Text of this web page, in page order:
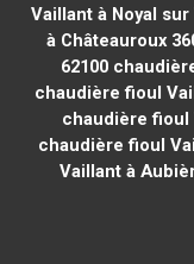
Vaillant à Noyal sur
à Châteauroux
62100
chaudière fioul
chaudière fioul
chaudière fioul
Vaillant à